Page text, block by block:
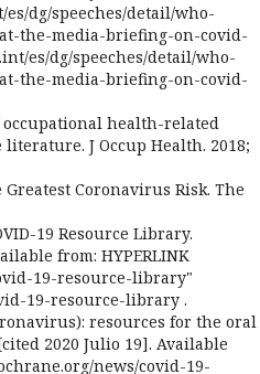
es/dg/speeches/detail/who-
the-media-briefing-on-covid-
es/dg/speeches/detail/who-
the-media-briefing-on-covid-
occupational health-related
J Occup Health. 2018;
Greatest Coronavirus Risk. The
19 Resource Library.
from: HYPERLINK
19-resource-library"
19-resource-library .
resources for the oral
2020 Julio 19]. Available
news/covid-19-